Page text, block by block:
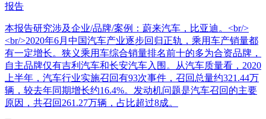
报告
本报告研究涉及企业/品牌/案例：蔚来汽车，比亚迪。<br/>
<br/>2020年6月中国汽车产业逐步回归正轨，乘用车产销量都
有一定增长。狭义乘用车综合销量排名前十的多为合资品牌，
自主品牌仅有吉利汽车和长安汽车入围。从汽车质量看，2020
上半年，汽车行业实施召回有93次事件，召回总量约321.44万
辆，较去年同期增长约16.4%。发动机问题是汽车召回的主要
原因，共召回261.27万辆，占比超过8成。